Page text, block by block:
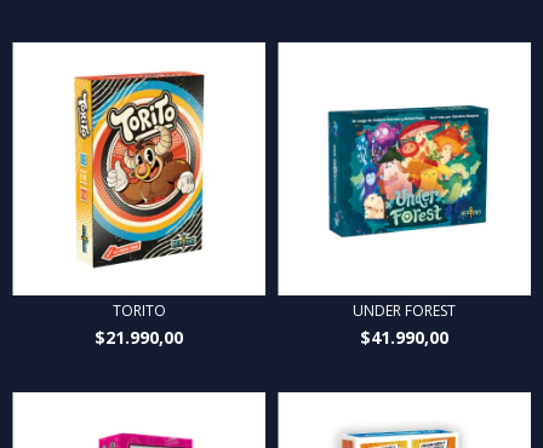
TORITO
$21.990,00
UNDER FOREST
$41.990,00